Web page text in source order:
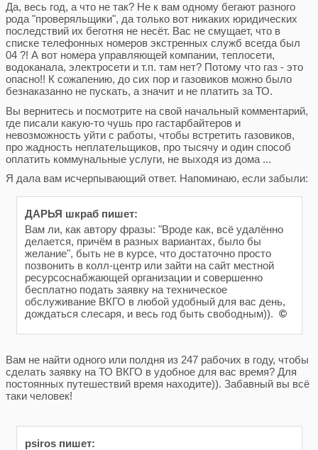
Да, весь год, а что не так? Не к вам одному бегают разного
рода "проверяльщики", да только вот никаких юридических
последствий их беготня не несёт. Вас не смущает, что в
списке телефонных номеров экстренных служб всегда был
04 ?! А вот номера управляющей компании, теплосети,
водоканала, электросети и т.п. там нет? Потому что газ - это
опасно!! К сожапению, до сих пор и газовиков можно было
безнаказанно не пускать, а значит и не платить за ТО.
Вы вернитесь и посмотрите на свой начальный комментарий,
где писали какую-то чушь про гастарбайтеров и
невозможность уйти с работы, чтобы встретить газовиков,
про жадность неплательщиков, про тысячу и один способ
оплатить коммунальные услуги, не выходя из дома ...
Я дала вам исчерпывающий ответ. Напоминаю, если забыли:
ДАРЬЯ шкраб пишет:
Вам ли, как автору фразы: "Вроде как, всё удалённо
делается, причём в разных вариантах, было бы
желание", быть не в курсе, что достаточно просто
позвонить в колл-центр или зайти на сайт местной
ресурсоснабжающей организации и совершенно
бесплатно подать заявку на техническое
обслуживание ВКГО в любой удобный для вас день,
дождаться слесаря, и весь год быть свободным)). ©
Вам не найти одного или полдня из 247 рабочих в году, чтобы
сделать заявку на ТО ВКГО в удобное для вас время? Для
постоянных путешествий время находите)). Забавный вы всё
таки человек!
psiros пишет: